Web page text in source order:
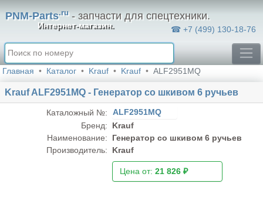
PNM-Parts.ru- запчасти для спецтехники.
Интернет-магазин. ☎ +7 (499) 130-18-76
Главная Каталог Krauf Krauf ALF2951MQ
Krauf ALF2951MQ - Генератор cо шкивом 6 ручьев
Каталожный №:
ALF2951MQ
Бренд:
Krauf
Наименование:
Генератор cо шкивом 6 ручьев
Производитель:
Krauf
Цена от:21 826 ₽